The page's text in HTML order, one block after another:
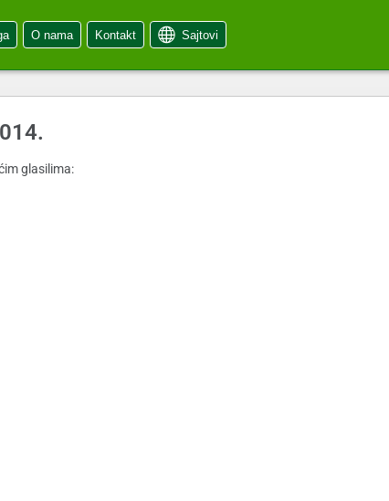
O nama Kontakt Sajtovi
glasilima: